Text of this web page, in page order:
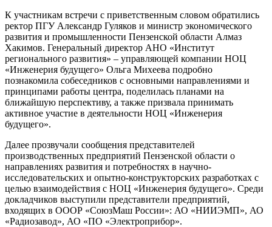
К участникам встречи с приветственным словом обратились
ректор ПГУ Александр Гуляков и министр экономического
развития и промышленности Пензенской области Алмаз
Хакимов. Генеральный директор АНО «Институт
регионального развития» – управляющей компании НОЦ
«Инженерия будущего» Ольга Михеева подробно
познакомила собеседников с основными направлениями и
принципами работы центра, поделилась планами на
ближайшую перспективу, а также призвала принимать
активное участие в деятельности НОЦ «Инженерия
будущего».
Далее прозвучали сообщения представителей
производственных предприятий Пензенской области о
направлениях развития и потребностях в научно-
исследовательских и опытно-конструкторских разработках с
целью взаимодействия с НОЦ «Инженерия будущего». Среди
докладчиков выступили представители предприятий,
входящих в ОООР «СоюзМаш России»: АО «НИИЭМП», АО
«Радиозавод», АО «ПО «Электроприбор».